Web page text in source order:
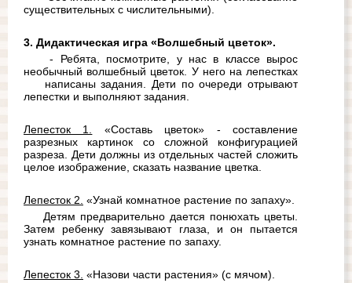
существительных с числительными).
3. Дидактическая игра «Волшебный цветок».
- Ребята, посмотрите, у нас в классе вырос
написаны задания. Дети по очереди отрывают
лепестки и выполняют задания.
Лепесток 1.
«Составь цветок» - составление
разрезных картинок со сложной конфигурацией
разреза. Дети должны из отдельных частей сложить
целое изображение, сказать название цветка.
Лепесток 2. «Узнай комнатное растение по запаху».
Детям предварительно дается понюхать цветы.
Затем ребенку завязывают глаза, и он пытается
узнать комнатное растение по запаху.
Лепесток 3. «Назови части растения» (с мячом).